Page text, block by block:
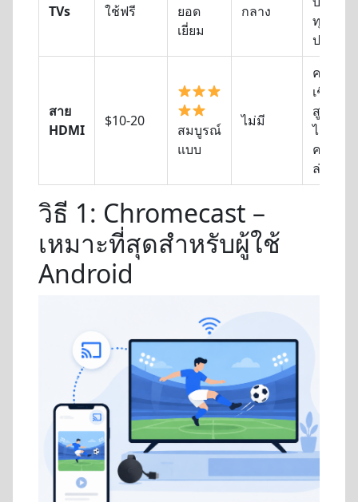
TVs
ใช้ฟรี
ยอด
เยี่ยม
กลาง
ทุก
ประเภท
สาย
HDMI
$10-20
สมบูรณ์
แบบ
ไม่มี
ความน่
เชื่อถือ
สูงสุด,
ไม่มี
ความ
ล่าช้า
วิธี 1: Chromecast –
เหมาะที่สุดสำหรับผู้ใช้
Android